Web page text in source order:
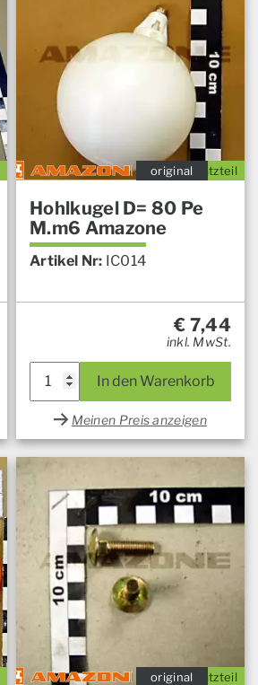
Ersatzteil
original
Hohlkugel D= 80 Pe
M.m6 Amazone
Artikel Nr: IC014
€ 7,44
inkl. MwSt.
In den Warenkorb
Meinen Preis anzeigen
Ersatzteil
original